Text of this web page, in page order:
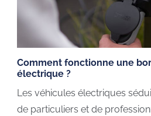
Comment fonctionne une
électrique ?
Les véhicules électriques
de particuliers et de